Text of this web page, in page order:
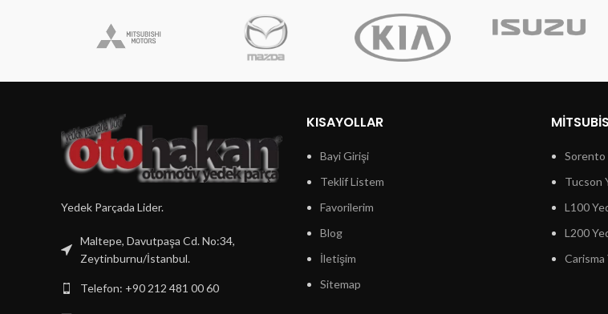
Yedek Parçada Lider.
Maltepe, Davutpaşa Cd. No:34,
Zeytinburnu/İstanbul.
Telefon: +90 212 481 00 60
KISAYOLLAR
Bayi Girişi
Teklif Listem
Favorilerim
Blog
İletişim
Sitemap
Sorento
Tucson
L100
L200
Carisma